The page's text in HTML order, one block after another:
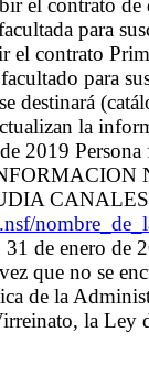
el contrato
para
el contrato
para
destinará
la
2019
de enero de
que no se
de la
la